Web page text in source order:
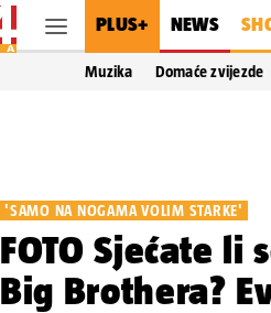
PLUS+ NEWS
Muzika Domaće zvijezde
'SAMO NA NOGAMA VOLIM STARKE'
FOTO Sjećate li
Big Brothera?